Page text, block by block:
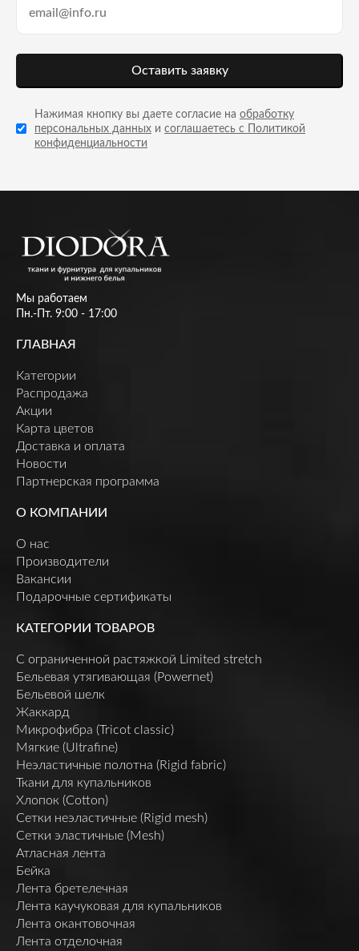
Оставить заявку
Нажимая кнопку вы даете согласие на обработку
персональных данных и соглашаетесь с Политикой
конфиденциальности
Мы работаем
Пн.-Пт. 9:00 - 17:00
ГЛАВНАЯ
Категории
Распродажа
Акции
Карта цветов
Доставка и оплата
Новости
Партнерская программа
О КОМПАНИИ
О нас
Производители
Вакансии
Подарочные сертификаты
КАТЕГОРИИ ТОВАРОВ
C ограниченной растяжкой Limited stretch
Бельевая утягивающая (Powernet)
Бельевой шелк
Жаккард
Микрофибра (Tricot classic)
Мягкие (Ultrafine)
Неэластичные полотна (Rigid fabric)
Ткани для купальников
Хлопок (Cotton)
Сетки неэластичные (Rigid mesh)
Сетки эластичные (Mesh)
Атласная лента
Бейка
Лента бретелечная
Лента каучуковая для купальников
Лента окантовочная
Лента отделочная